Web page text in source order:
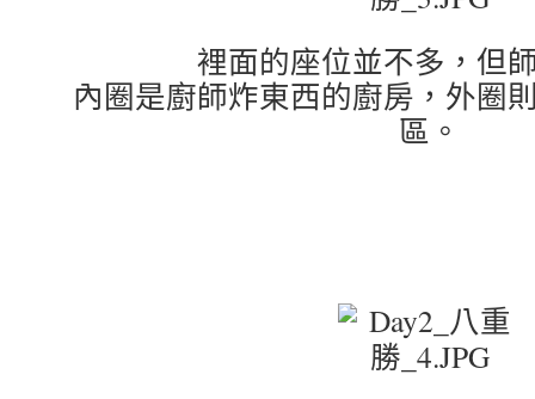
裡面的座位並不多，但
內圈是廚師炸東西的廚房，外圈
區。